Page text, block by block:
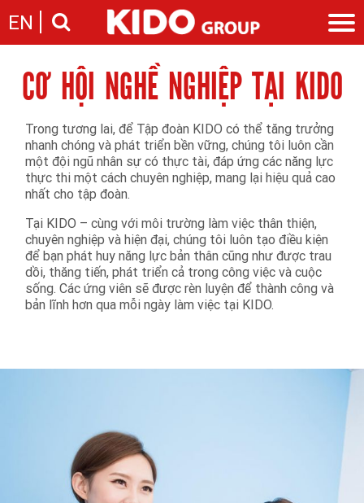
EN
Giới thiệu
Câu chuyện KIDO
Cam kết của KIDO
Nhà sáng lập
Ngành hàng
Ngành dầu
Ngành gia vị
Ngành bánh
Tin tức
Tin tức & sự kiện
Thông cáo báo chí của tập đoàn
Nhà đầu tư
Thông điệp
Báo cáo
Thông tin cổ phần
Các công ty thành viên
Liên hệ
Liên hệ
Nghề nghiệp
Giới thiệu
Nhu cầu tuyển dụng
CƠ HỘI NGHỀ NGHIỆP TẠI KIDO
Trong tương lai, để Tập đoàn KIDO có thể tăng trưởng
nhanh chóng và phát triển bền vững, chúng tôi luôn cần
một đội ngũ nhân sự có thực tài, đáp ứng các năng lực
thực thi một cách chuyên nghiệp, mang lại hiệu quả cao
nhất cho tập đoàn.
Tại KIDO – cùng với môi trường làm việc thân thiện,
chuyên nghiệp và hiện đại, chúng tôi luôn tạo điều kiện
để bạn phát huy năng lực bản thân cũng như được trau
dồi, thăng tiến, phát triển cả trong công việc và cuộc
sống. Các ứng viên sẽ được rèn luyện để thành công và
bản lĩnh hơn qua mỗi ngày làm việc tại KIDO.